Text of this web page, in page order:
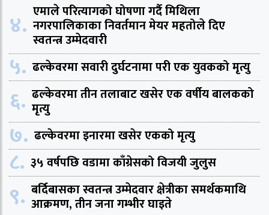
४. एमाले परित्यागको घोषणा गर्दै मिथिला
नगरपालिकाका निवर्तमान मेयर महतोले दिए
स्वतन्त्र उम्मेदवारी
५. ढल्केवरमा सवारी दुर्घटनामा परी एक युवकको मृत्यु
६. ढल्केवरमा तीन तलाबाट खसेर एक वर्षीय बालकको
मृत्यु
७. ढल्केवरमा इनारमा खसेर एकको मृत्यु
८. ३५ वर्षपछि वडामा काँग्रेसको विजयी जुलुस
९. बर्दिबासका स्वतन्त्र उम्मेदवार क्षेत्रीका समर्थकमाथि
आक्रमण, तीन जना गम्भीर घाइते